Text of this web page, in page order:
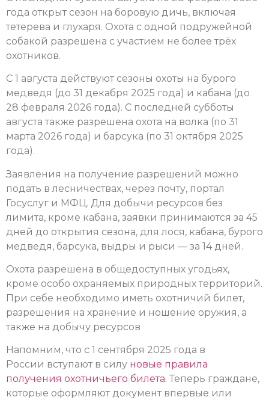
года открыт сезон на боровую дичь, включая
тетерева и глухаря. Охота с одной подружейной
собакой разрешена с участием не более трёх
охотников.
С 1 августа действуют сезоны охоты на бурого
медведя (до 31 декабря 2025 года) и кабана (до
28 февраля 2026 года). С последней субботы
августа также разрешена охота на волка (по 31
марта 2026 года) и барсука (по 31 октября 2025
года).
Заявления на получение разрешений можно
подать в лесничествах, через почту, портал
Госуслуг и МФЦ. Для добычи ресурсов без
лимита, кроме кабана, заявки принимаются за 45
дней до открытия сезона, для лося, кабана, бурого
медведя, барсука, выдры и рыси — за 14 дней.
Охота разрешена в общедоступных угодьях,
кроме особо охраняемых природных территорий.
При себе необходимо иметь охотничий билет,
разрешения на хранение и ношение оружия, а
также на добычу ресурсов
Напомним, что с 1 сентября 2025 года в
России вступают в силу новые правила
получения охотничьего билета. Теперь граждане,
которые оформляют документ впервые или